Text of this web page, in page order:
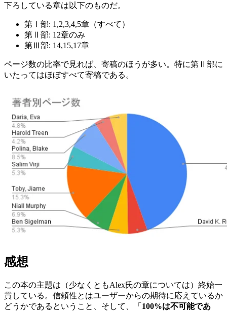
下ろしている章は以下のものだ。
第Ⅰ部: 1,2,3,4,5章（すべて）
第Ⅱ部: 12章のみ
第Ⅲ部: 14,15,17章
ページ数の比率で見れば、寄稿のほうが多い。特に第Ⅱ部に
いたってはほぼすべて寄稿である。
感想
この本の主題は（少なくともAlex氏の章については）終始一
貫している。信頼性とはユーザーからの期待に応えているか
どうかであるということ、そして、「 100%は不可能であ